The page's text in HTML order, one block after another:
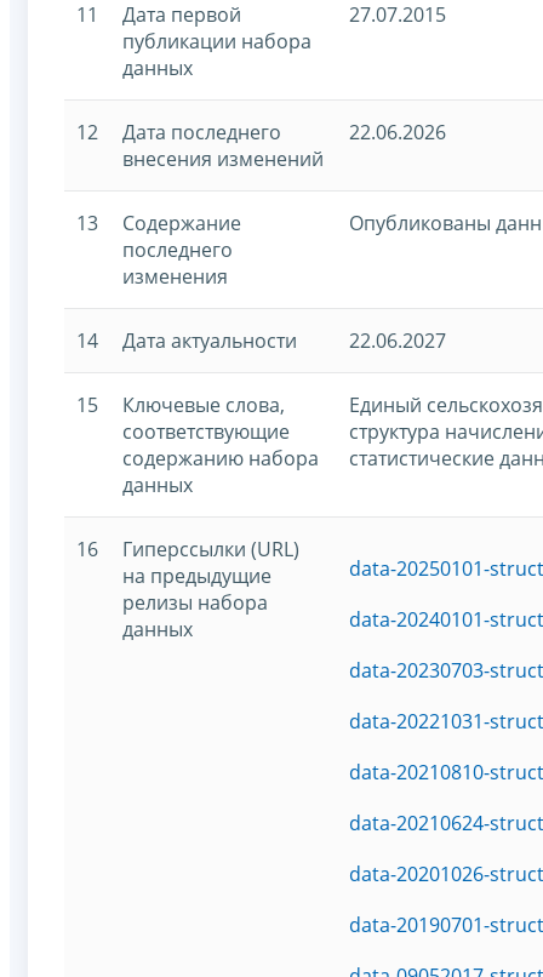
11
Дата первой
публикации набора
данных
27.07.2015
12
Дата последнего
внесения изменений
22.06.2026
13
Содержание
последнего
изменения
Опубликованы
14 Дата актуальности 22.06.2027
15
Ключевые слова,
соответствующие
содержанию набора
данных
Единый
структура
статистические
16
Гиперссылки (URL)
на предыдущие
релизы набора
данных
data-20250101-
data-20240101-
data-20230703-
data-20221031-
data-20210810-
data-20210624-
data-20201026-
data-20190701-